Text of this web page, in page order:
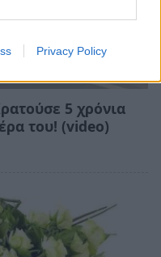
Privacy Policy
5 χρόνια
του! (video)